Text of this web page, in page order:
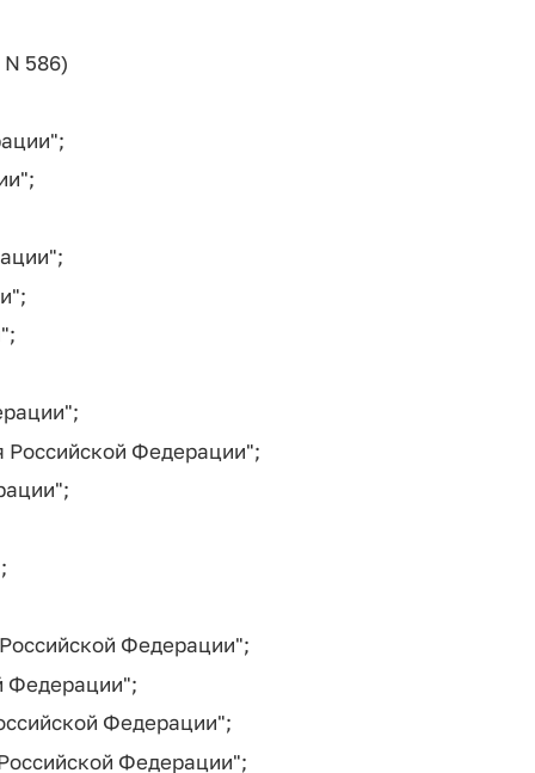
586)
Российской Федерации";
Федерации";
Федерации";
Федерации";
Федерации";